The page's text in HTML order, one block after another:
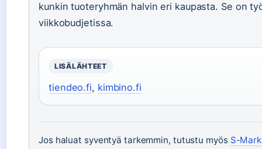
kunkin tuoteryhmän halvin eri kaupasta. Se on
viikkobudjetissa.
LISÄLÄHTEET
tiendeo.fi, kimbino.fi
Jos haluat syventyä tarkemmin, tutustu myös S-